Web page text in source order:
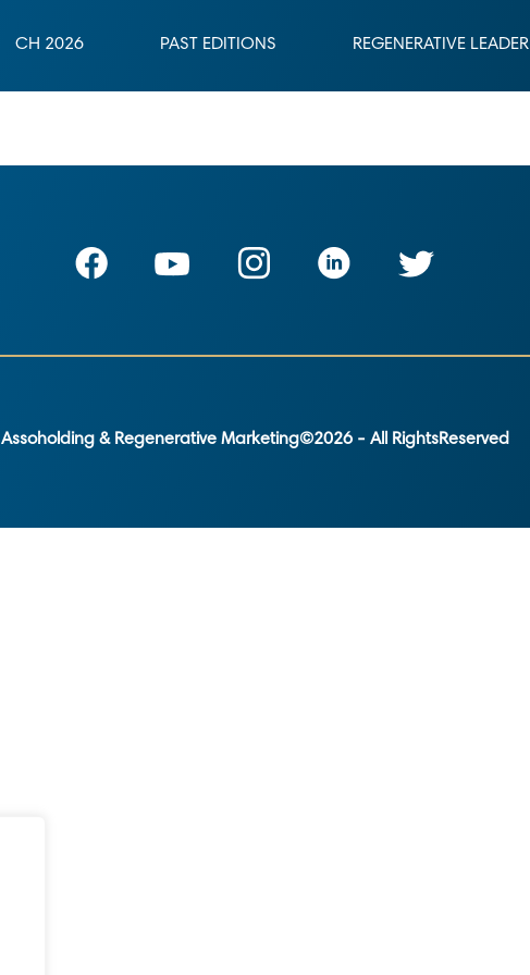
CH 2026 PAST EDITIONS REGENERATIVE LEADER
Assoholding & Regenerative Marketing©2026 - All RightsReserved